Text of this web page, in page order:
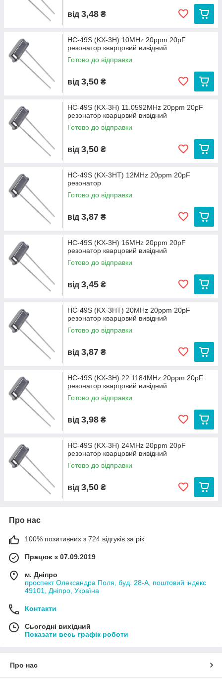
від 3,48 ₴
HC-49S (KX-3H) 10MHz 20ppm 20pF
резонатор кварцовий вивідний
Готово до відправки
від 3,50 ₴
HC-49S (KX-3H) 11.0592MHz 20ppm 20pF
резонатор кварцовий вивідний
Готово до відправки
від 3,50 ₴
HC-49S (KX-3HT) 12MHz 20ppm 20pF
резонатор
Готово до відправки
від 3,87 ₴
HC-49S (KX-3H) 16MHz 20ppm 20pF
резонатор кварцовий вивідний
Готово до відправки
від 3,45 ₴
HC-49S (KX-3HT) 20MHz 20ppm 20pF
резонатор кварцовий вивідний
Готово до відправки
від 3,87 ₴
HC-49S (KX-3H) 22.1184MHz 20ppm 20pF
резонатор кварцовий вивідний
Готово до відправки
від 3,98 ₴
HC-49S (KX-3H) 24MHz 20ppm 20pF
резонатор кварцовий вивідний
Готово до відправки
від 3,50 ₴
Про нас
100% позитивних з 724 відгуків за рік
Працює з 07.09.2019
м. Дніпро
проспект Олександра Поля, буд. 28-А, поштовий індекс
49101, Дніпро, Україна
Контакти
Сьогодні вихідний
Показати весь графік роботи
Про нас